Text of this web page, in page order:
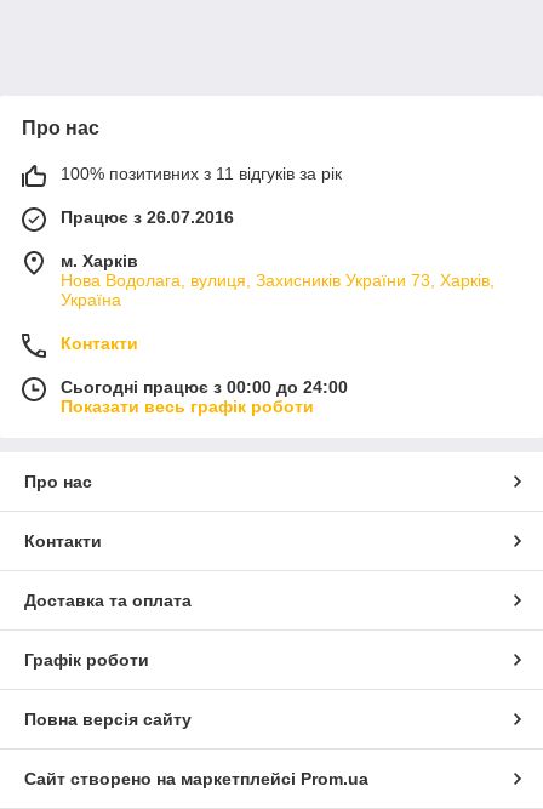
Про нас
100% позитивних з 11 відгуків за рік
Працює з 26.07.2016
м. Харків
Нова Водолага, вулиця, Захисників України 73, Харків,
Україна
Контакти
Сьогодні працює з 00:00 до 24:00
Показати весь графік роботи
Про нас
Контакти
Доставка та оплата
Графік роботи
Повна версія сайту
Сайт створено на маркетплейсі Prom.ua